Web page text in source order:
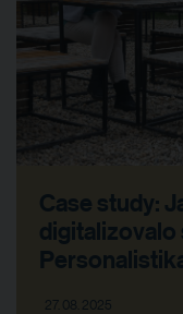
Case study:
digitalizovalo
27. 08. 2025